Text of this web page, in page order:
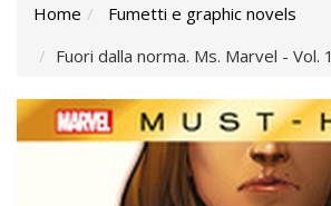
Home
Fumetti e graphic novels
Fuori dalla norma. Ms. Marvel - Vol. 1